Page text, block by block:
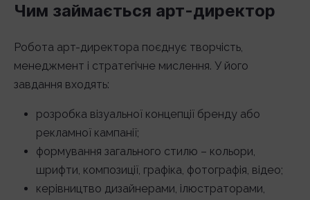
Чим займається арт-директор
Робота арт-директора поєднує творчість,
менеджмент і стратегічне мислення. У його
завдання входять:
розробка візуальної концепції бренду або
рекламної кампанії;
формування загального стилю – кольори,
шрифти, композиції, графіка, фотографія, відео;
керівництво дизайнерами, ілюстраторами,